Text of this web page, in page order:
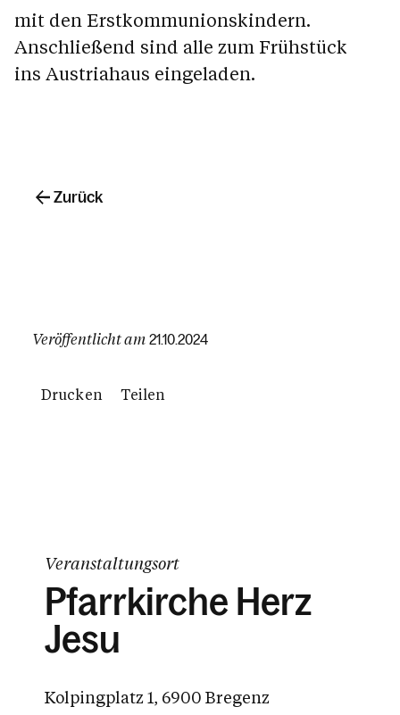
mit den Erstkommunionskindern.
Anschließend sind alle zum Frühstück
ins Austriahaus eingeladen.
Veröffentlicht am 21.10.2024
Drucken Teilen
Zurück
Veranstaltungsort
Pfarrkirche Herz
Jesu
Kolpingplatz 1, 6900 Bregenz